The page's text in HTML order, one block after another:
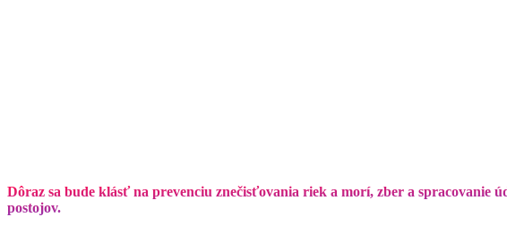
Dôraz sa bude klásť na prevenciu znečisťovania riek a morí, zber a spracovanie
postojov.